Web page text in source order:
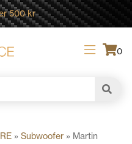
500 kr
0
» Subwoofer » Martin